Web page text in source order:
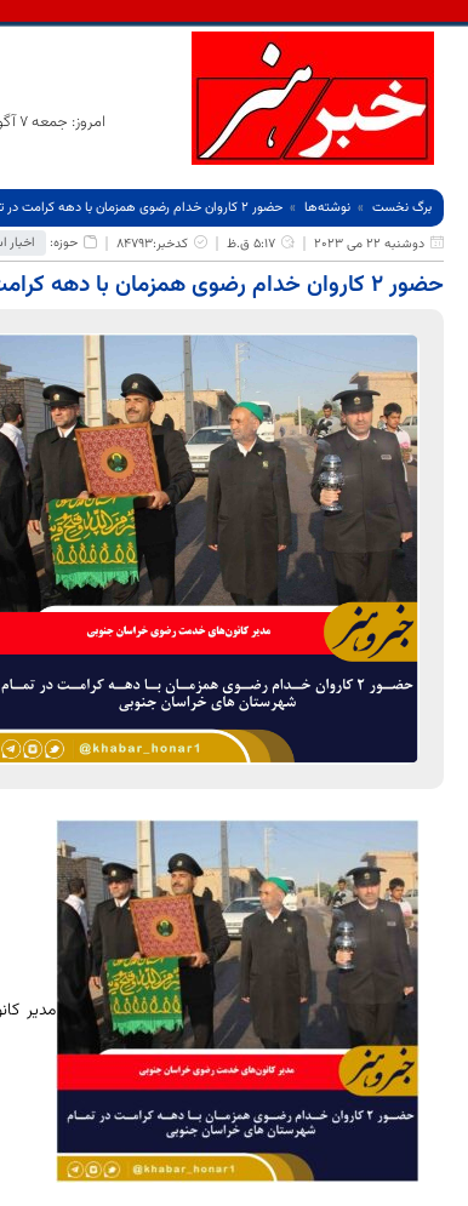
امروز: جمعه 7 آگوست 2026
برگ نخست نوشته‌ها
حضور ۲ کاروان خدام رضوی همزمان با دهه کرامت در تمام شهرستان های خراسان جنوبی
دوشنبه 22 می 2023
5:17 ق.ظ کدخبر:84793 حوزه: اخبار
حضور ۲ کاروان خدام رضوی همزمان با دهه کرامت در تمام شهرستان های خراسان جنوبی